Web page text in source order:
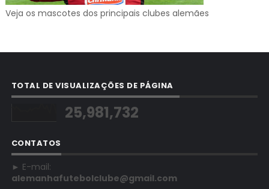
Veja os mascotes dos principais clubes alemães
TOTAL DE VISUALIZAÇÕES DE PÁGINA
25,981,732
CONTATOS
► E-mail:
alemanhafutebolclube@gmail.com